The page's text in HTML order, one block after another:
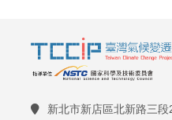
新北市新店區北新路三